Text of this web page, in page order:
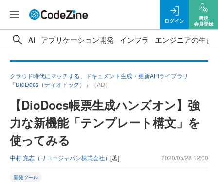
ログイン
新規
会員登録
AI アプリケーション開発 インフラ エンジニアの生き
クラウド時代にマッチする、ドキュメント生成・更新APIライブラリ
「DioDocs（ディオドック）」
（AD）
【DioDocs帳票生成ハンズオン】強
力な新機能「テンプレート構文」を
使ってみる
中村 充志（リコージャパン株式会社） [著] 2020/05/28 12:00
開発ツール